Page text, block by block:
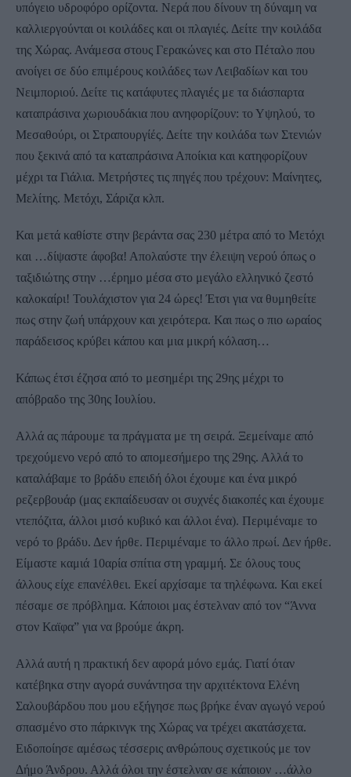
υπόγειο υδροφόρο ορίζοντα. Νερά που δίνουν τη δύναμη να
καλλιεργούνται οι κοιλάδες και οι πλαγιές. Δείτε την κοιλάδα
της Χώρας. Ανάμεσα στους Γερακώνες και στο Πέταλο που
ανοίγει σε δύο επιμέρους κοιλάδες των Λειβαδίων και του
Νειμποριού. Δείτε τις κατάφυτες πλαγιές με τα διάσπαρτα
καταπράσινα χωριουδάκια που ανηφορίζουν: το Υψηλού, το
Μεσαθούρι, οι Στραπουργίές. Δείτε την κοιλάδα των Στενιών
που ξεκινά από τα καταπράσινα Αποίκια και κατηφορίζουν
μέχρι τα Γιάλια. Μετρήστες τις πηγές που τρέχουν: Μαίνητες,
Μελίτης. Μετόχι, Σάριζα κλπ.
Και μετά καθίστε στην βεράντα σας 230 μέτρα από το Μετόχι
και …δίψαστε άφοβα! Απολαύστε την έλειψη νερού όπως ο
ταξιδιώτης στην …έρημο μέσα στο μεγάλο ελληνικό ζεστό
καλοκαίρι! Τουλάχιστον για 24 ώρες! Έτσι για να θυμηθείτε
πως στην ζωή υπάρχουν και χειρότερα. Και πως ο πιο ωραίος
παράδεισος κρύβει κάπου και μια μικρή κόλαση…
Κάπως έτσι έζησα από το μεσημέρι της 29ης μέχρι το
απόβραδο της 30ης Ιουλίου.
Αλλά ας πάρουμε τα πράγματα με τη σειρά. Ξεμείναμε από
τρεχούμενο νερό από το απομεσήμερο της 29ης. Αλλά το
καταλάβαμε το βράδυ επειδή όλοι έχουμε και ένα μικρό
ρεζερβουάρ (μας εκπαίδευσαν οι συχνές διακοπές και έχουμε
ντεπόζιτα, άλλοι μισό κυβικό και άλλοι ένα). Περιμέναμε το
νερό το βράδυ. Δεν ήρθε. Περιμέναμε το άλλο πρωί. Δεν ήρθε.
Είμαστε καμιά 10αρία σπίτια στη γραμμή. Σε όλους τους
άλλους είχε επανέλθει. Εκεί αρχίσαμε τα τηλέφωνα. Και εκεί
πέσαμε σε πρόβλημα. Κάποιοι μας έστελναν από τον “Άννα
στον Καϊφα” για να βρούμε άκρη.
Αλλά αυτή η πρακτική δεν αφορά μόνο εμάς. Γιατί όταν
κατέβηκα στην αγορά συνάντησα την αρχιτέκτονα Ελένη
Σαλουβάρδου που μου εξήγησε πως βρήκε έναν αγωγό νερού
σπασμένο στο πάρκινγκ της Χώρας να τρέχει ακατάσχετα.
Ειδοποίησε αμέσως τέσσερις ανθρώπους σχετικούς με τον
Δήμο Άνδρου. Αλλά όλοι την έστελναν σε κάποιον …άλλο